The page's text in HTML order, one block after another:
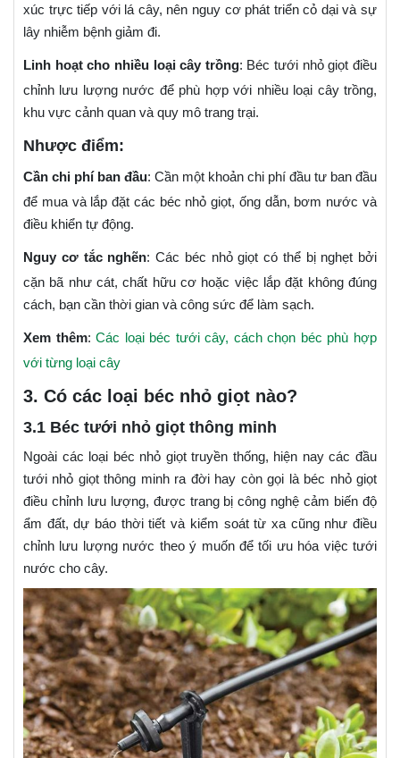
xúc trực tiếp với lá cây, nên nguy cơ phát triển cỏ dại và sự
lây nhiễm bệnh giảm đi.
Linh hoạt cho nhiều loại cây trồng: Béc tưới nhỏ giọt điều
chỉnh lưu lượng nước để phù hợp với nhiều loại cây trồng,
khu vực cảnh quan và quy mô trang trại.
Nhược điểm:
Cần chi phí ban đầu: Cần một khoản chi phí đầu tư ban đầu
để mua và lắp đặt các béc nhỏ giọt, ống dẫn, bơm nước và
điều khiển tự động.
Nguy cơ tắc nghẽn: Các béc nhỏ giọt có thể bị nghẹt bởi
cặn bã như cát, chất hữu cơ hoặc việc lắp đặt không đúng
cách, bạn cần thời gian và công sức để làm sạch.
Xem thêm:Các loại béc tưới cây, cách chọn béc phù hợp
với từng loại cây
3. Có các loại béc nhỏ giọt nào?
3.1 Béc tưới nhỏ giọt thông minh
Ngoài các loại béc nhỏ giọt truyền thống, hiện nay các đầu
tưới nhỏ giọt thông minh ra đời hay còn gọi là béc nhỏ giọt
điều chỉnh lưu lượng, được trang bị công nghệ cảm biến độ
ẩm đất, dự báo thời tiết và kiểm soát từ xa cũng như điều
chỉnh lưu lượng nước theo ý muốn để tối ưu hóa việc tưới
nước cho cây.